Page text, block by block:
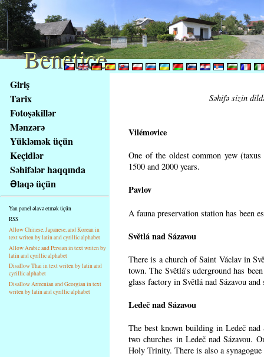
obsah
stránky
Klávesové
zkratky
tomto
webu
základní
strana
Giriş
Tarix
Fotoşəkillər
Mənzərə
Yükləmək üçün
Keçidlər
Səhifələr haqqında
Əlaqə üçün
Yan panel əlavə etmək üçün
RSS
Allow Chinese, Japanese, and Korean in
text writen by latin and cyrillic alphabet
Allow Arabic and Persian in text writen by
latin and cyrillic alphabet
Disallow Thai in text writen by latin and
cyrillic alphabet
Disallow Armenian and Georgian in text
writen by latin and cyrillic alphabet
Səhifə sizin
Vilémovice
One of the oldest common yew
1500 and 2000 years.
Pavlov
A fauna preservation station has been
Světlá nad Sázavou
There is a church of Saint Václav in
town. The Světlá's uderground has
glass factory in Světlá nad Sázavou
Ledeč nad Sázavou
The best known building in Ledeč
two churches in Ledeč nad Sázavou.
Holy Trinity. There is also a synagogue
Benetice
Benetice